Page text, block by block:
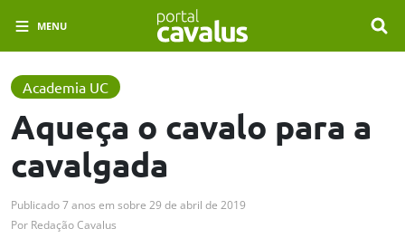
MENU
Academia UC
Aqueça o cavalo para a
cavalgada
Publicado7 anos em sobre 29 de abril de 2019
Por Redação Cavalus